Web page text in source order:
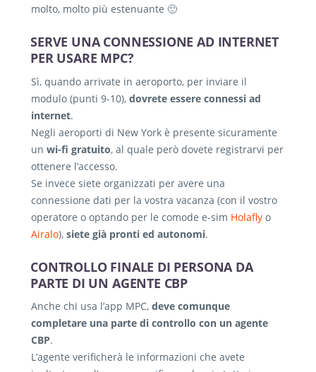
molto, molto più estenuante 🙂
SERVE UNA CONNESSIONE AD INTERNET
PER USARE MPC?
Sì, quando arrivate in aeroporto, per inviare il
modulo (punti 9-10), dovrete essere connessi ad
internet.
Negli aeroporti di New York è presente sicuramente
un wi-fi gratuito, al quale però dovete registrarvi per
ottenere l’accesso.
Se invece siete organizzati per avere una
connessione dati per la vostra vacanza (con il vostro
operatore o optando per le comode e-sim Holafly o
Airalo), siete già pronti ed autonomi.
CONTROLLO FINALE DI PERSONA DA
PARTE DI UN AGENTE CBP
Anche chi usa l’app MPC, deve comunque
completare una parte di controllo con un agente
CBP.
L’agente verificherà le informazioni che avete